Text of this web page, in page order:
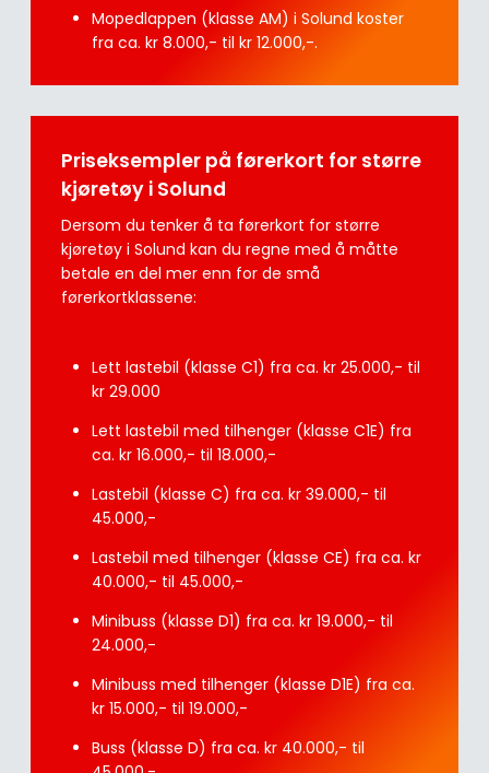
Mopedlappen (klasse AM) i Solund koster
fra ca. kr 8.000,- til kr 12.000,-.
Priseksempler på førerkort for større
kjøretøy i Solund
Dersom du tenker å ta førerkort for større
kjøretøy i Solund kan du regne med å måtte
betale en del mer enn for de små
førerkortklassene:
Lett lastebil (klasse C1) fra ca. kr 25.000,- til
kr 29.000
Lett lastebil med tilhenger (klasse C1E) fra
ca. kr 16.000,- til 18.000,-
Lastebil (klasse C) fra ca. kr 39.000,- til
45.000,-
Lastebil med tilhenger (klasse CE) fra ca. kr
40.000,- til 45.000,-
Minibuss (klasse D1) fra ca. kr 19.000,- til
24.000,-
Minibuss med tilhenger (klasse D1E) fra ca.
kr 15.000,- til 19.000,-
Buss (klasse D) fra ca. kr 40.000,- til